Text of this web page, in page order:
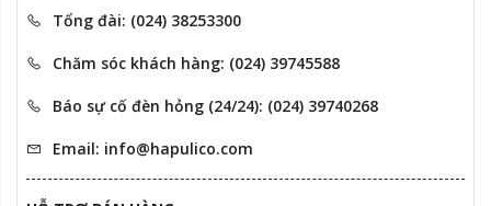
Tổng đài: (024) 38253300
Chăm sóc khách hàng: (024) 39745588
Báo sự cố đèn hỏng (24/24): (024) 39740268
Email: info@hapulico.com